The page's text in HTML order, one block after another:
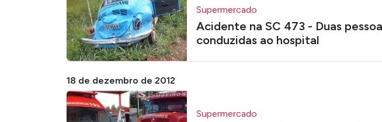
Supermercado
Acidente na SC 473 - Duas
conduzidas ao hospital
18 de dezembro de 2012
Supermercado